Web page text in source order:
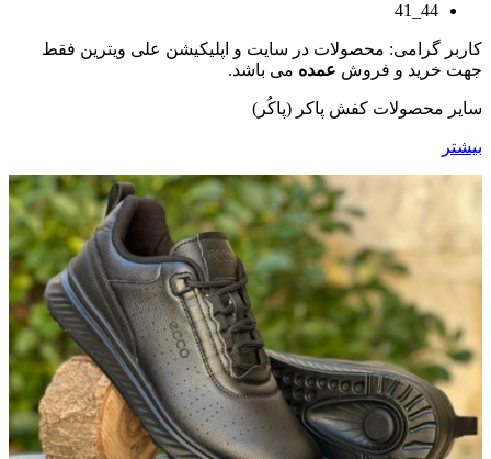
44_41
کاربر گرامی: محصولات در سایت و اپلیکیشن علی ویترین فقط
جهت خرید و فروش عمده می باشد.
سایر محصولات کفش پاکر (پاکُر)
بیشتر